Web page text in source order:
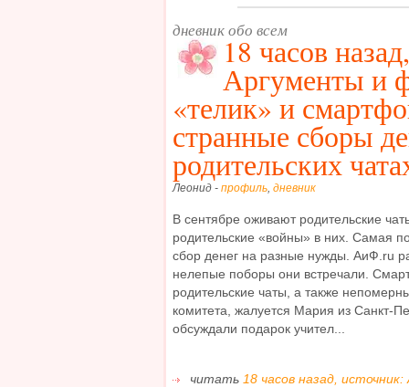
дневник обо всем
18 часов
Аргументы и
«телик» и
странные сборы
родительских
Леонид - профиль, дневник
В сентябре оживают родительские
родительские «войны» в них. Самая
сбор денег на разные нужды. АиФ.ru
нелепые поборы они встречали.
родительские чаты, а также
комитета, жалуется Мария из Санкт-
обсуждали подарок учител...
читать 18 часов назад,